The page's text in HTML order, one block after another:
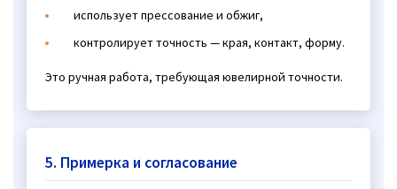
использует прессование и обжиг,
контролирует точность — края, контакт, форму.
Это ручная работа, требующая ювелирной точности.
5. Примерка и согласование